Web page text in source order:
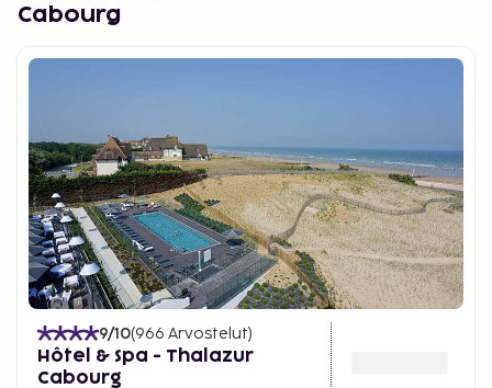
Cabourg
9/10(966 Arvostelut)
Hôtel & Spa - Thalazur
Cabourg